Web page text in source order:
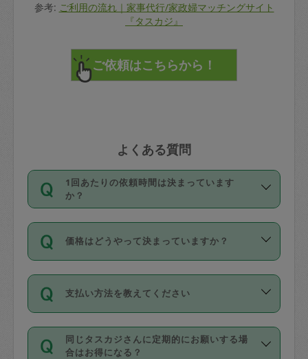
参考: ご利用の流れ｜家事代行/家政婦マッチングサイト
『タスカジ』
よくある質問
1回あたりの依頼時間は決まっています
か？
依頼1回につき3時間固定です。3時間を
超えて依頼したい場合は、延長機能をご
利用ください。機能をご利用いただくに
の上事前申請することが必要です。な
お、3時間を下回っても、値引き等はござ
いません。
価格はどうやって決まっていますか？
11種類の価格帯の中からタスカジさん自
身が価格を選んで設定しています。
タスカジさんの価格設定には最初は制限
があり、レビュー件数、レビューの平均
値、などで除々に設定可能な最高額が上
支払い方法を教えてください
お支払方法はクレジットカード（Visa／
Master／JCB／AMERICAN EXPRESS／
同じタスカジさんに定期的にお願いする場
合はお得になる？